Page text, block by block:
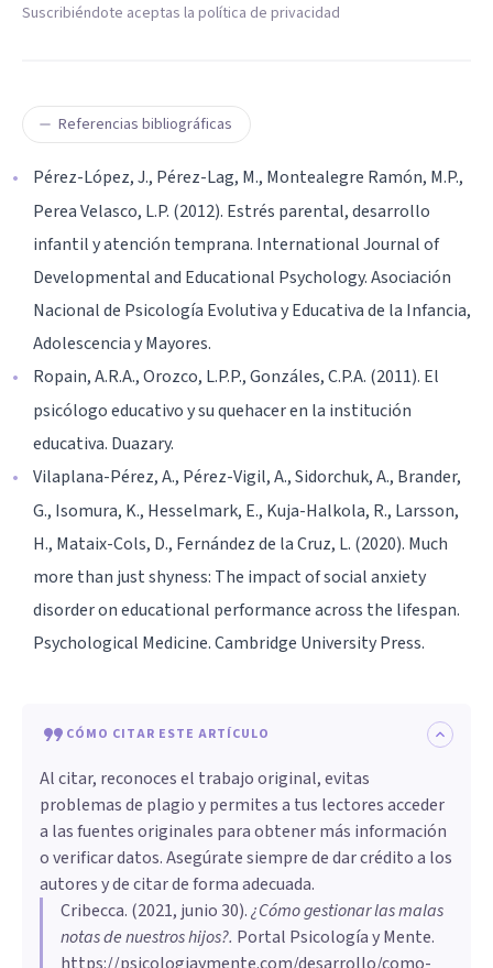
Suscribiéndote aceptas la política de privacidad
Referencias bibliográficas
Pérez-López, J., Pérez-Lag, M., Montealegre Ramón, M.P.,
Perea Velasco, L.P. (2012). Estrés parental, desarrollo
infantil y atención temprana. International Journal of
Developmental and Educational Psychology. Asociación
Nacional de Psicología Evolutiva y Educativa de la Infancia,
Adolescencia y Mayores.
Ropain, A.R.A., Orozco, L.P.P., Gonzáles, C.P.A. (2011). El
psicólogo educativo y su quehacer en la institución
educativa. Duazary.
Vilaplana-Pérez, A., Pérez-Vigil, A., Sidorchuk, A., Brander,
G., Isomura, K., Hesselmark, E., Kuja-Halkola, R., Larsson,
H., Mataix-Cols, D., Fernández de la Cruz, L. (2020). Much
more than just shyness: The impact of social anxiety
disorder on educational performance across the lifespan.
Psychological Medicine. Cambridge University Press.
CÓMO CITAR ESTE ARTÍCULO
Al citar, reconoces el trabajo original, evitas
problemas de plagio y permites a tus lectores acceder
a las fuentes originales para obtener más información
o verificar datos. Asegúrate siempre de dar crédito a los
autores y de citar de forma adecuada.
Cribecca. (2021, junio 30).¿Cómo gestionar las malas
notas de nuestros hijos?. Portal Psicología y Mente.